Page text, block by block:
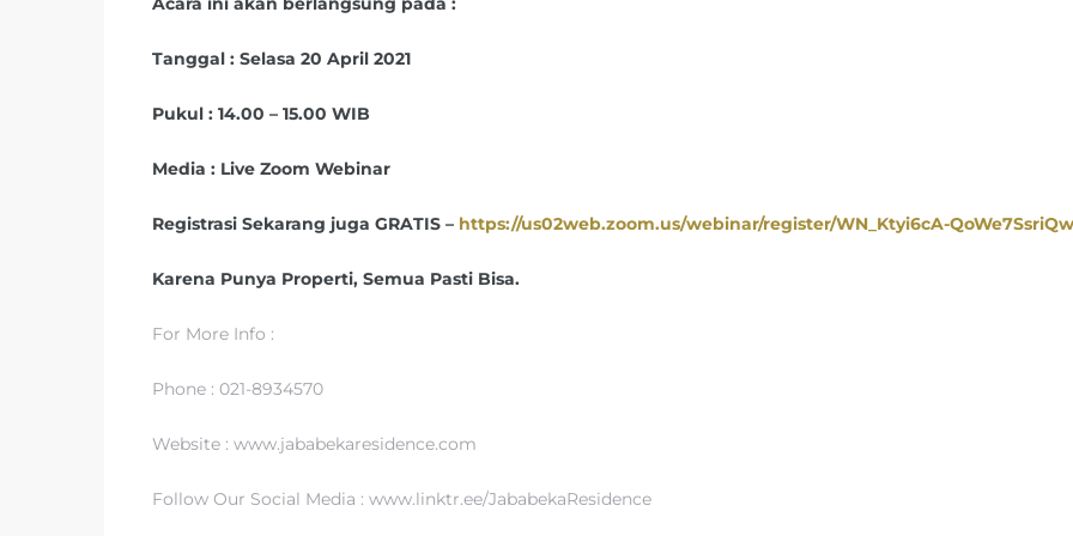
Tanggal : Selasa 20 April 2021
Pukul : 14.00 – 15.00 WIB
Media : Live Zoom Webinar
Registrasi Sekarang juga GRATIS – https://us02web.zoom.us/webinar/register/WN_Ktyi6cA-
Karena Punya Properti, Semua Pasti Bisa.
For More Info :
Phone : 021-8934570
Website : www.jababekaresidence.com
Follow Our Social Media : www.linktr.ee/JababekaResidence